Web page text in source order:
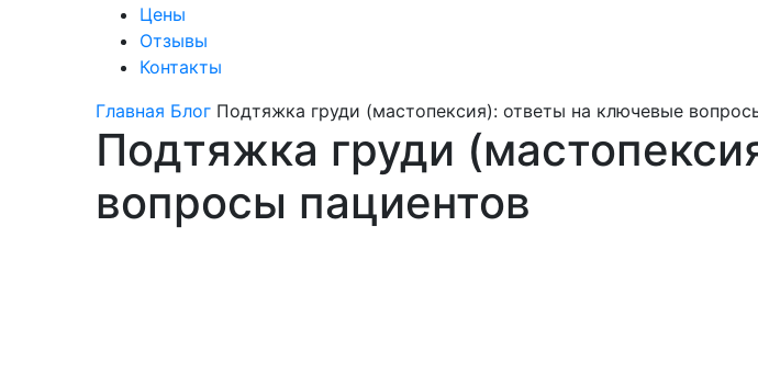
Цены
Отзывы
Контакты
Главная Блог Подтяжка груди (мастопексия): ответы на ключевые
Подтяжка груди
вопросы пациентов